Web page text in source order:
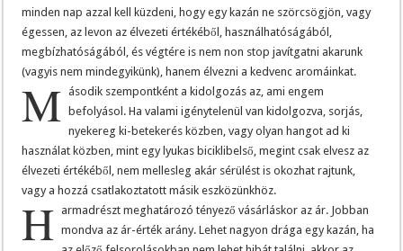
minden nap azzal kell küzdeni, hogy egy kazán ne szörcsögjön, vagy
égessen, az levon az élvezeti értékéből, használhatóságából,
megbízhatóságából, és végtére is nem non stop javítgatni akarunk
(vagyis nem mindegyikünk), hanem élvezni a kedvenc aromáinkat.
M ásodik szempontként a kidolgozás az, ami engem
befolyásol. Ha valami igénytelenül van kidolgozva, sorjás,
nyekereg ki-betekerés közben, vagy olyan hangot ad ki
használat közben, mint egy lyukas biciklibelső, megint csak elvesz az
élvezeti értékéből, nem mellesleg akár sérülést is okozhat rajtunk,
vagy a hozzá csatlakoztatott másik eszközünkhöz.
H
armadrészt meghatározó tényező vásárláskor az ár. Jobban
mondva az ár-érték arány. Lehet nagyon drága egy kazán, ha